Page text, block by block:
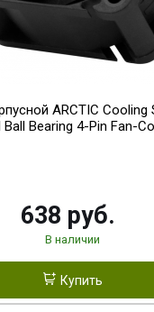
ARCTIC Cooling
4-Pin Fan-Connector
638 руб.
В наличии
Купить